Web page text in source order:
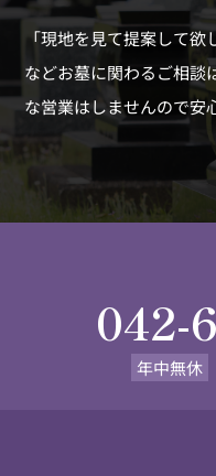
「現地を見て提案して
などお墓に関わるご相談
な営業はしませんので安
042-
年中無休